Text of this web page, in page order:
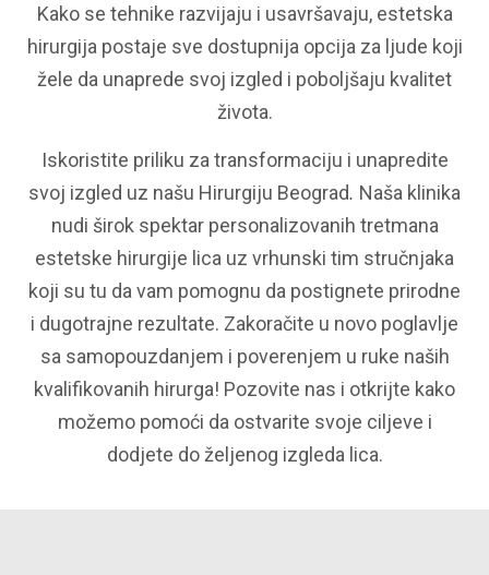
Kako se tehnike razvijaju i usavršavaju, estetska
hirurgija postaje sve dostupnija opcija za ljude koji
žele da unaprede svoj izgled i poboljšaju kvalitet
života.
Iskoristite priliku za transformaciju i unapredite
svoj izgled uz našu Hirurgiju Beograd. Naša klinika
nudi širok spektar personalizovanih tretmana
estetske hirurgije lica uz vrhunski tim stručnjaka
koji su tu da vam pomognu da postignete prirodne
i dugotrajne rezultate. Zakoračite u novo poglavlje
sa samopouzdanjem i poverenjem u ruke naših
kvalifikovanih hirurga! Pozovite nas i otkrijte kako
možemo pomoći da ostvarite svoje ciljeve i
dodjete do željenog izgleda lica.